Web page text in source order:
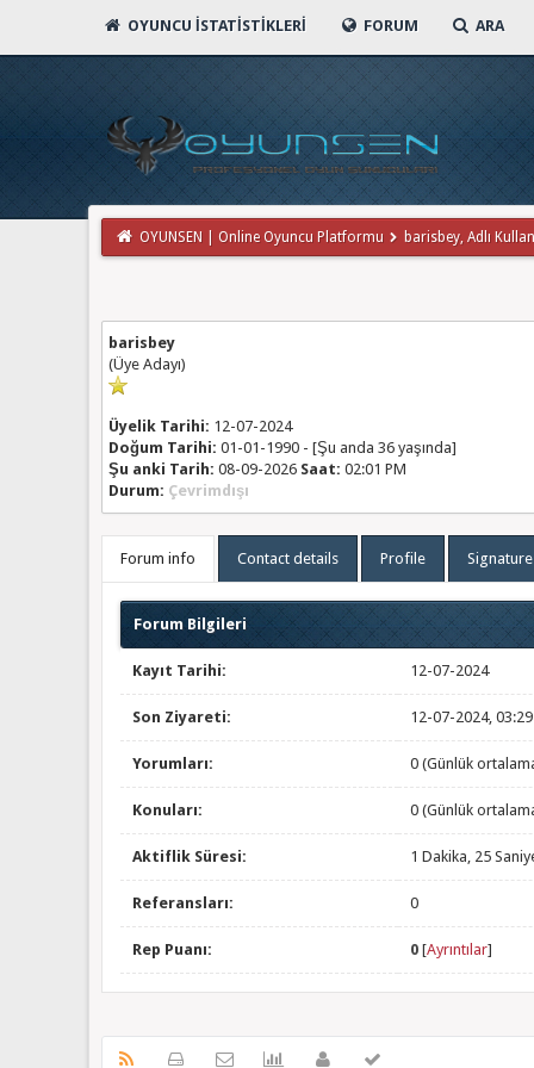
OYUNCU İSTATISTIKLERI FORUM ARA
OYUNSEN | Online Oyuncu Platformu barisbey, Adlı
barisbey
(Üye Adayı)
Üyelik Tarihi: 12-07-2024
Doğum Tarihi: 01-01-1990 - [Şu anda 36 yaşında]
Şu anki Tarih: 08-09-2026 Saat: 02:01 PM
Durum: Çevrimdışı
Forum info Contact details Profile Signature
Forum Bilgileri
Kayıt Tarihi: 12-07-2024
Son Ziyareti: 12-07-2024,
Yorumları: 0 (Günlük
Konuları: 0 (Günlük
Aktiflik Süresi: 1 Dakika, 25
Referansları: 0
Rep Puanı: 0 [Ayrıntılar]